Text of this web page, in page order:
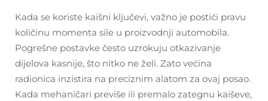
Kada se koriste kaišni ključevi, važno je postići pravu
količinu momenta sile u proizvodnji automobila.
Pogrešne postavke često uzrokuju otkazivanje
dijelova kasnije, što nitko ne želi. Zato većina
radionica inzistira na preciznim alatom za ovaj posao.
Kada mehaničari previše ili premalo zategnu kaiševe,